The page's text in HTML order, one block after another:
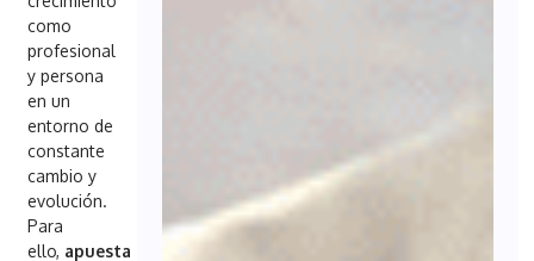
como
profesional
y persona
en un
entorno de
constante
cambio y
evolución.
Para
ello, apuesta